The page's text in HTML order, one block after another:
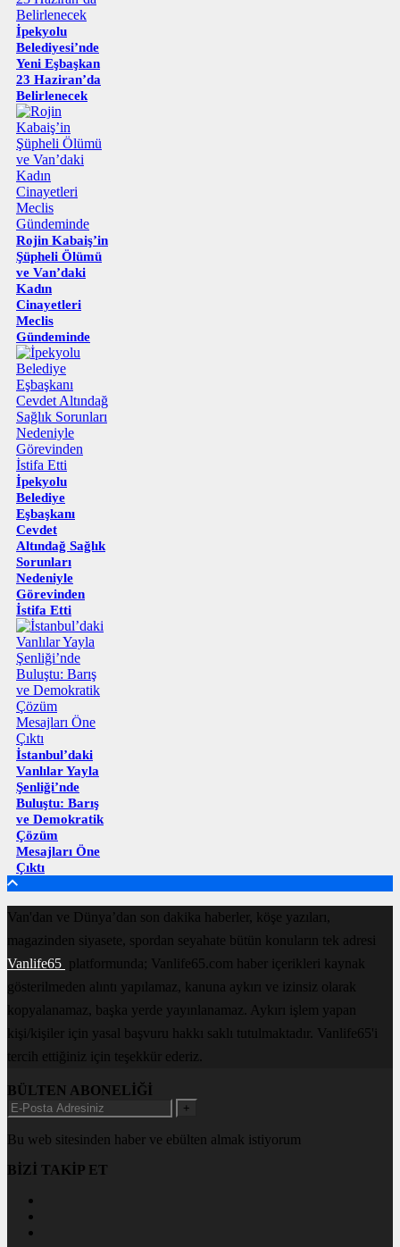
İpekyolu
Belediyesi’nde
Yeni Eşbaşkan
23 Haziran’da
Belirlenecek
Rojin Kabaiş’in
Şüpheli Ölümü
ve Van’daki
Kadın
Cinayetleri
Meclis
Gündeminde
İpekyolu
Belediye
Eşbaşkanı
Cevdet
Altındağ Sağlık
Sorunları
Nedeniyle
Görevinden
İstifa Etti
İstanbul’daki
Vanlılar Yayla
Şenliği’nde
Buluştu: Barış
ve Demokratik
Çözüm
Mesajları Öne
Çıktı
Van'dan ve Dünya’dan son dakika haberler, köşe yazıları,
magazinden siyasete, spordan seyahate bütün konuların tek adresi
Vanlife65 platformunda; Vanlife65.com haber içerikleri kaynak
gösterilmeden alıntı yapılamaz, kanuna aykırı ve izinsiz olarak
kopyalanamaz, başka yerde yayınlanamaz. Aykırı işlem yapan
kişi/kişiler için yasal başvuru hakkı saklı tutulmaktadır. Vanlife65'i
tercih ettiğiniz için teşekkür ederiz.
BÜLTEN ABONELİĞİ
+
Bu web sitesinden haber ve ebülten almak istiyorum
BİZİ TAKİP ET